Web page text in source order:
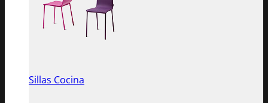
Sillas Cocina